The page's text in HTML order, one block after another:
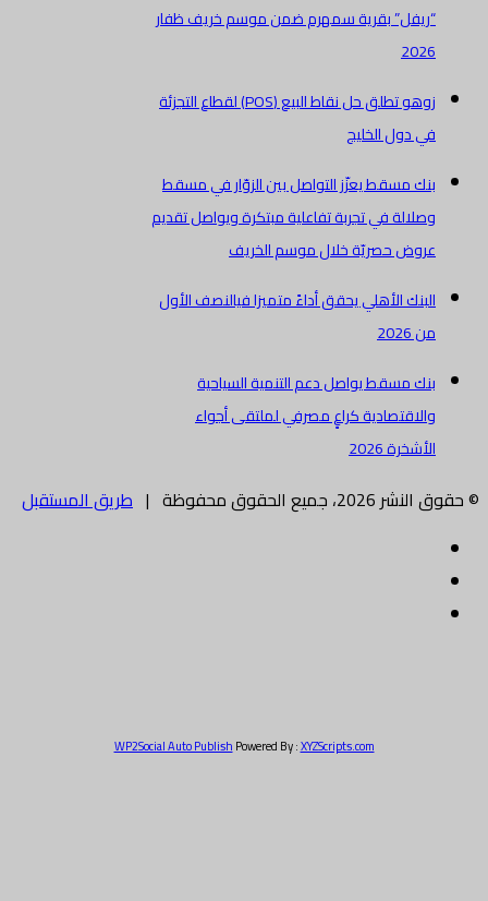
بقرية سمهرم ضمن موسم خريف ظفار
زوهو تطلق حل نقاط البيع (POS) لقطاع التجزئة
دول الخليج
مسقط يعزّز التواصل بين الزوّار في مسقط
في تجربة تفاعلية مبتكرة ويواصل تقديم
حصريّة خلال موسم الخريف
الأهلي يحقق أداءً متميزا فيالنصف الأول
مسقط يواصل دعم التنمية السياحية
كراعٍ مصرفي لملتقى أجواء
الحقوق محفوظة |
طريق المستقبل
WP2Social Auto PublishPowered By :XYZScripts.com